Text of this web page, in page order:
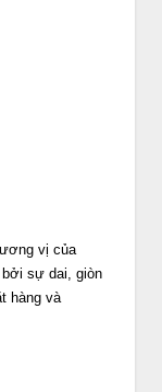
vị của
sự dai, giòn
hàng và